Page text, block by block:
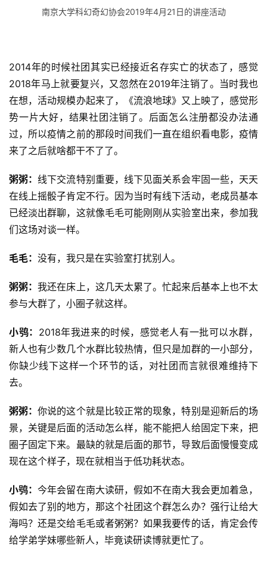
南京大学科幻奇幻协会2019年4月21日的讲座活动
2014年的时候社团其实已经接近名存实亡的状态了，感觉
2018年马上就要复兴，又忽然在2019年注销了。当时我也
在想，活动规模办起来了，《流浪地球》又上映了，感觉形
势一片大好，结果社团注销了。后面怎么注册都没办法通
过，所以疫情之前的那段时间我们一直在组织看电影，疫情
来了之后就啥都干不了了。
粥粥：线下交流特别重要，线下见面关系会牢固一些，天天
在线上摇骰子肯定不行。因为当时有线下活动，老成员基本
已经淡出群聊，这就像毛毛可能刚刚从实验室出来，参加我
们这场对谈一样。
毛毛： 没有，我只是在实验室打扰别人。
粥粥：我还在床上，这几天太累了。忙起来后基本上也不太
参与大群了，小圈子就这样。
小鸮： 2018年我进来的时候，感觉老人有一批可以水群，
新人也有少数几个水群比较热情，但只是加群的一小部分，
你缺少线下这样一个环节的话，对社团而言就很难维持下
去。
粥粥：你说的这个就是比较正常的现象，特别是迎新后的场
景，关键是后面的活动怎么样，能不能把人给固定下来，把
圈子固定下来。最缺的就是后面的那节，导致后面慢慢变成
现在这个样子，现在就相当于低功耗状态。
小鸮：今年会留在南大读研，假如不在南大我会更加着急，
假如去了别的地方，那这个社团这个群怎么办？强行让给大
海吗？还是交给毛毛或者粥粥？如果我要传的话，肯定会传
给学弟学妹哪些新人，毕竟读研读博就更忙了。